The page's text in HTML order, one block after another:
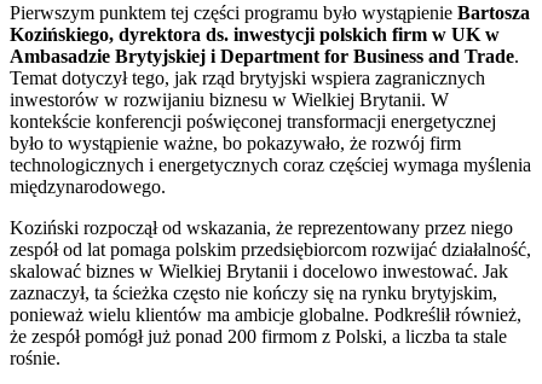
Pierwszym punktem tej części programu było wystąpienie Bartosza
Kozińskiego, dyrektora ds. inwestycji polskich firm w UK w
Ambasadzie Brytyjskiej i Department for Business and Trade.
Temat dotyczył tego, jak rząd brytyjski wspiera zagranicznych
inwestorów w rozwijaniu biznesu w Wielkiej Brytanii. W
kontekście konferencji poświęconej transformacji energetycznej
było to wystąpienie ważne, bo pokazywało, że rozwój firm
technologicznych i energetycznych coraz częściej wymaga myślenia
międzynarodowego.
Koziński rozpoczął od wskazania, że reprezentowany przez niego
zespół od lat pomaga polskim przedsiębiorcom rozwijać działalność,
skalować biznes w Wielkiej Brytanii i docelowo inwestować. Jak
zaznaczył, ta ścieżka często nie kończy się na rynku brytyjskim,
ponieważ wielu klientów ma ambicje globalne. Podkreślił również,
że zespół pomógł już ponad 200 firmom z Polski, a liczba ta stale
rośnie.